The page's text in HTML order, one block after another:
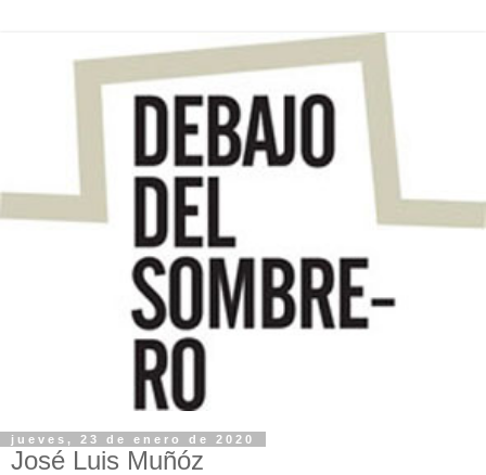
jueves, 23 de enero de 2020
José Luis Muñóz